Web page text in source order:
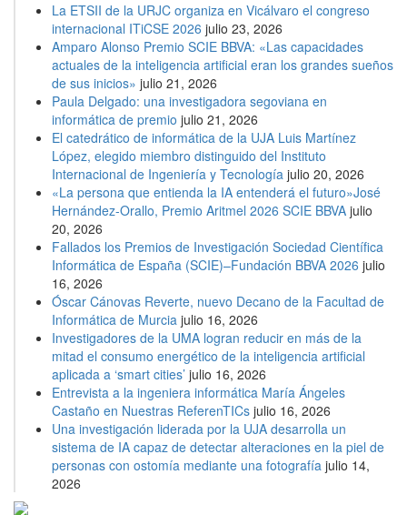
La ETSII de la URJC organiza en Vicálvaro el congreso
internacional ITiCSE 2026 julio 23, 2026
Amparo Alonso Premio SCIE BBVA: «Las capacidades
actuales de la inteligencia artificial eran los grandes sueños
de sus inicios» julio 21, 2026
Paula Delgado: una investigadora segoviana en
informática de premio julio 21, 2026
El catedrático de informática de la UJA Luis Martínez
López, elegido miembro distinguido del Instituto
Internacional de Ingeniería y Tecnología julio 20, 2026
«La persona que entienda la IA entenderá el futuro»José
Hernández-Orallo, Premio Aritmel 2026 SCIE BBVA julio
20, 2026
Fallados los Premios de Investigación Sociedad Científica
Informática de España (SCIE)–Fundación BBVA 2026 julio
16, 2026
Óscar Cánovas Reverte, nuevo Decano de la Facultad de
Informática de Murcia julio 16, 2026
Investigadores de la UMA logran reducir en más de la
mitad el consumo energético de la inteligencia artificial
aplicada a ‘smart cities’ julio 16, 2026
Entrevista a la ingeniera informática María Ángeles
Castaño en Nuestras ReferenTICs julio 16, 2026
Una investigación liderada por la UJA desarrolla un
sistema de IA capaz de detectar alteraciones en la piel de
personas con ostomía mediante una fotografía julio 14,
2026